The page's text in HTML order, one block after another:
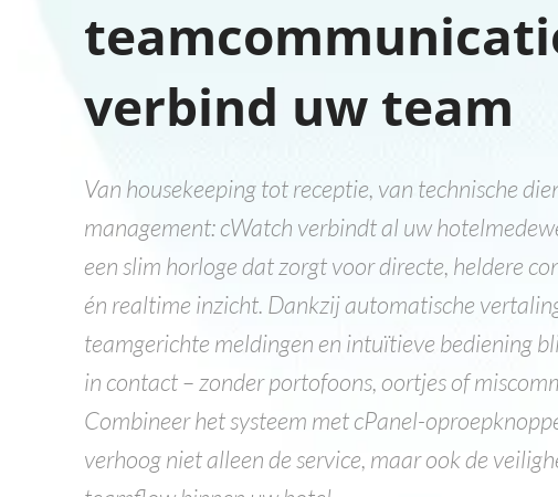
verbind uw team
Van housekeeping tot receptie, van technische
management: cWatch verbindt al uw
een slim horloge dat zorgt voor directe, heldere
én realtime inzicht. Dankzij automatische
teamgerichte meldingen en intuïtieve bediening
in contact – zonder portofoons, oortjes of
Combineer het systeem met cPanel-
verhoog niet alleen de service, maar ook de